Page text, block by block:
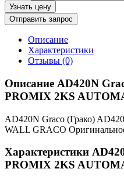
Узнать цену
Отправить запрос
Описание
Характеристики
Отзывы (0)
Описание AD420N
PROMIX 2KS
AD420N Graco (Грако)
WALL GRACO
Характеристики
PROMIX 2KS